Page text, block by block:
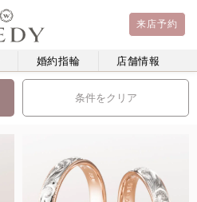
来店予約
婚約指輪 店舗情報
条件をクリア